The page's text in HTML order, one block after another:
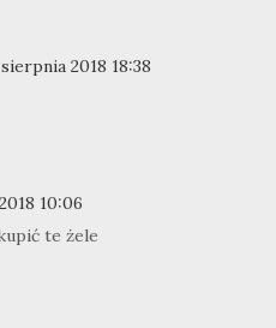
sierpnia 2018 18:38
10:06
te żele